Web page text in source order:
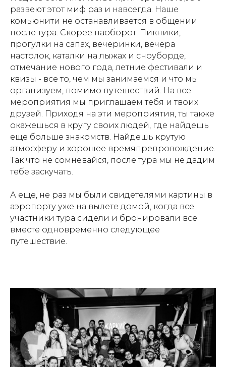
развеют этот миф раз и навсегда. Наше
комьюнити не останавливается в общении
после тура. Скорее наоборот. Пикники,
прогулки на сапах, вечеринки, вечера
настолок, каталки на лыжах и сноуборде,
отмечание нового года, летние фестивали и
квизы - все то, чем мы занимаемся и что мы
организуем, помимо путешествий. На все
мероприятия мы приглашаем тебя и твоих
друзей. Приходя на эти мероприятия, ты также
окажешься в кругу своих людей, где найдешь
еще больше знакомств. Найдешь крутую
атмосферу и хорошее времяпрепровождение.
Так что не сомневайся, после тура мы не дадим
тебе заскучать.
А еще, не раз мы были свидетелями картины в
аэропорту уже на вылете домой, когда все
участники тура сидели и бронировали все
вместе одновременно следующее
путешествие.
INFO@TRAVEL.CREATE.FEEL.RU